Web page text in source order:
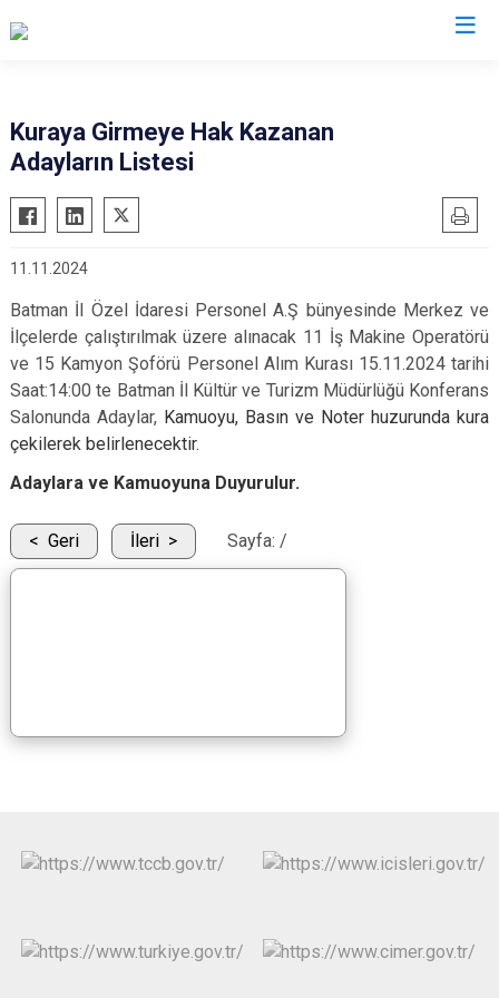
Kuraya Girmeye Hak Kazanan
Adayların Listesi
11.11.2024
Batman İl Özel İdaresi Personel A.Ş bünyesinde Merkez ve
İlçelerde çalıştırılmak üzere alınacak 11 İş Makine Operatörü
ve 15 Kamyon Şoförü Personel Alım Kurası 15.11.2024 tarihi
Saat:14:00 te Batman İl Kültür ve Turizm Müdürlüğü Konferans
Salonunda Adaylar, Kamuoyu, Basın ve Noter huzurunda kura
çekilerek belirlenecektir.
Adaylara ve Kamuoyuna Duyurulur.
Geri İleri Sayfa: /